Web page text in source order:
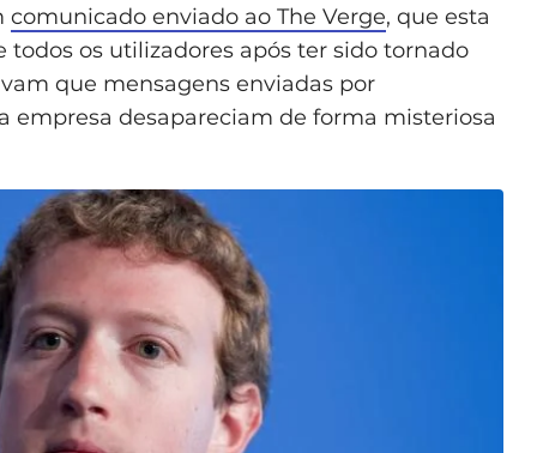
comunicado enviado ao The Verge, que esta
todos os utilizadores após ter sido tornado
que mensagens enviadas por
empresa desapareciam de forma misteriosa